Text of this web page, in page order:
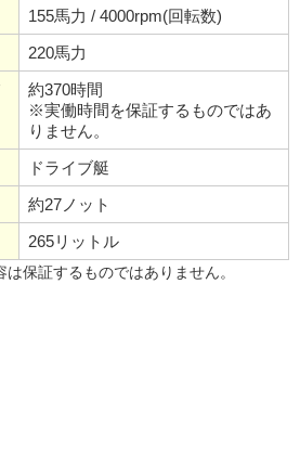
155馬力 / 4000rpm(回転数)
220馬力
約370時間
※実働時間を保証するものではあ
りません。
ドライブ艇
約27ノット
265リットル
保証するものではありません。